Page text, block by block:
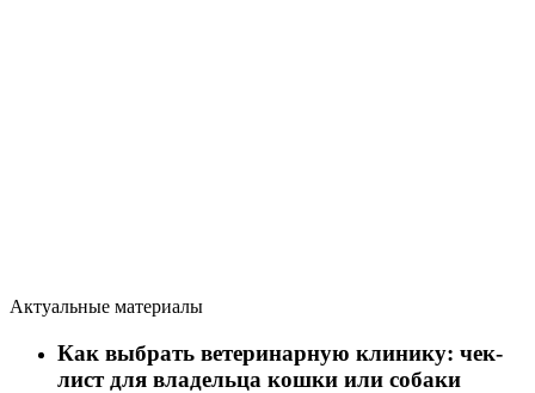
Актуальные материалы
Как выбрать ветеринарную клинику: чек-
лист для владельца кошки или собаки